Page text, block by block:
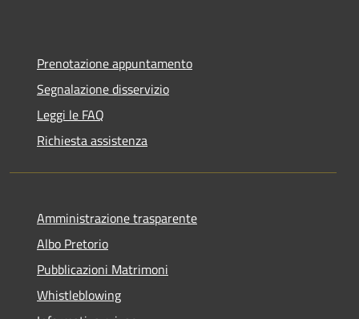
Prenotazione appuntamento
Segnalazione disservizio
Leggi le FAQ
Richiesta assistenza
Amministrazione trasparente
Albo Pretorio
Pubblicazioni Matrimoni
Whistleblowing